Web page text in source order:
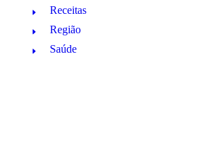
Receitas
Região
Saúde